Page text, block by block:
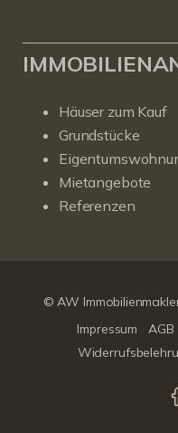
Häuser zum Kauf
Grundstücke
Mietangebote
Referenzen
© AW
Impressum
AGB